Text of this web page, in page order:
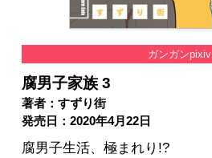
ガンガンpixiv
腐男子家族 3
著者：すずり街
発売日：2020年4月22日
腐男子生活、極まれり!?